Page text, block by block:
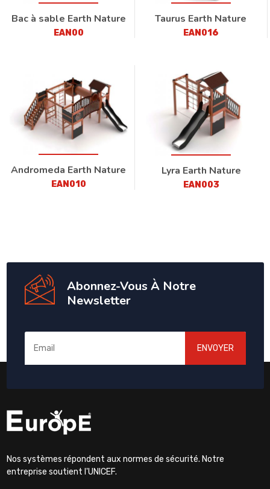
Bac à sable Earth Nature
EAN00
Taurus Earth Nature
EAN016
Andromeda Earth Nature
EAN010
Lyra Earth Nature
EAN003
Abonnez-Vous À Notre
Newsletter
ENVOYER
Nos systèmes répondent aux normes de sécurité. Notre
entreprise soutient l'UNICEF.